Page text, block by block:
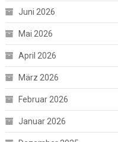
Juni 2026
Mai 2026
April 2026
März 2026
Februar 2026
Januar 2026